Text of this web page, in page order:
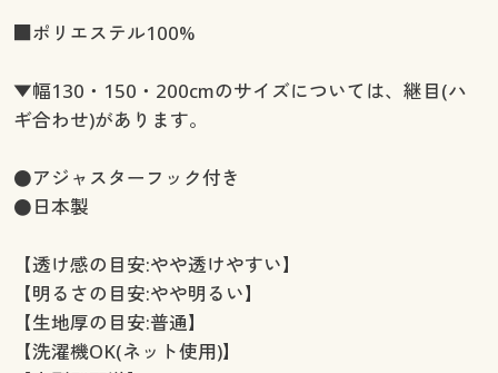
幅130×丈258(2枚組) ○ 在庫わずか
幅150×丈98(2枚組) ○ 在庫わずか
幅150×丈108(2枚組) ○ 在庫わずか
幅150×丈133(2枚組) ◎ 在庫あり
幅150×丈148(2枚組) ○ 在庫わずか
幅150×丈176(2枚組) ◎ 在庫あり
幅150×丈183(2枚組) ○ 在庫わずか
幅150×丈188(2枚組) ○ 在庫わずか
幅150×丈193(2枚組) ◎ 在庫あり
■ポリエステル100%
▼幅130・150・200cmのサイズについては、継目(ハ
ギ合わせ)があります。
●アジャスターフック付き
●日本製
【透け感の目安:やや透けやすい】
【明るさの目安:やや明るい】
【生地厚の目安:普通】
【洗濯機OK(ネット使用)】